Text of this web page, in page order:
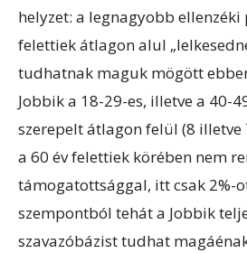
helyzet: a legnagyobb ellenzéki
felettiek átlagon alul
tudhatnak maguk mögött
Jobbik a 18-29-es, illetve a 40-
szerepelt átlagon felül (8 illetve
a 60 év felettiek körében nem
támogatottsággal, itt csak 2%-
szempontból tehát a Jobbik
szavazóbázist tudhat